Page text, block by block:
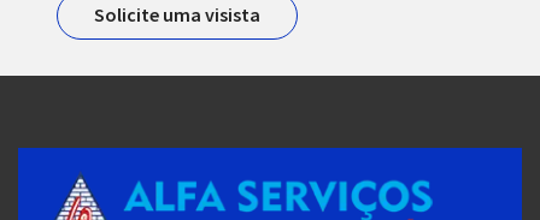
Solicite uma visista